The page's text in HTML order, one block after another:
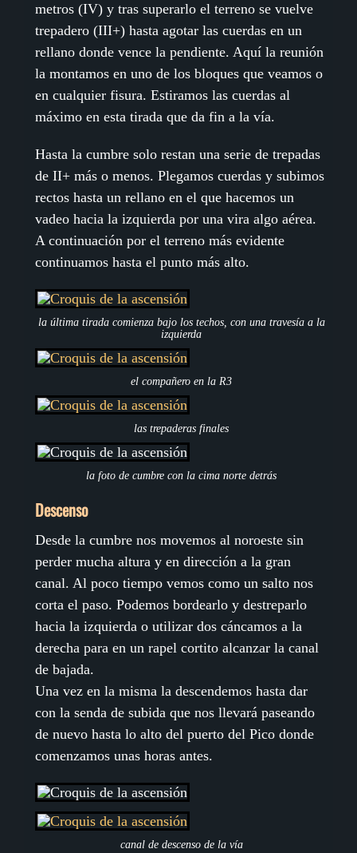
metros (IV) y tras superarlo el terreno se vuelve
trepadero (III+) hasta agotar las cuerdas en un
rellano donde vence la pendiente. Aquí la reunión
la montamos en uno de los bloques que veamos o
en cualquier fisura. Estiramos las cuerdas al
máximo en esta tirada que da fin a la vía.
Hasta la cumbre solo restan una serie de trepadas
de II+ más o menos. Plegamos cuerdas y subimos
rectos hasta un rellano en el que hacemos un
vadeo hacia la izquierda por una vira algo aérea.
A continuación por el terreno más evidente
continuamos hasta el punto más alto.
la última tirada comienza bajo los techos, con una travesía a la
izquierda
el compañero en la R3
las trepaderas finales
la foto de cumbre con la cima norte detrás
Descenso
Desde la cumbre nos movemos al noroeste sin
perder mucha altura y en dirección a la gran
canal. Al poco tiempo vemos como un salto nos
corta el paso. Podemos bordearlo y destreparlo
hacia la izquierda o utilizar dos cáncamos a la
derecha para en un rapel cortito alcanzar la canal
de bajada.
Una vez en la misma la descendemos hasta dar
con la senda de subida que nos llevará paseando
de nuevo hasta lo alto del puerto del Pico donde
comenzamos unas horas antes.
canal de descenso de la vía